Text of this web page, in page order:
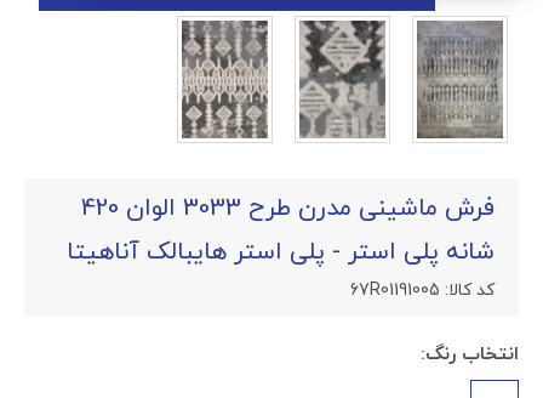
فرش ماشینی مدرن طرح 3033 الوان 420
شانه پلی استر - پلی استر هایبالک آناهیتا
کد کالا: 67R01191005
انتخاب رنگ: